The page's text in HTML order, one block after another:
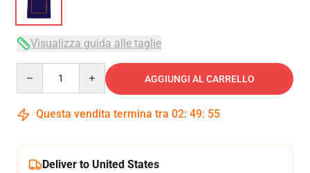
Visualizza guida alle taglie
AGGIUNGI AL CARRELLO
Questa vendita termina tra 02: 49: 54
Deliver to United States